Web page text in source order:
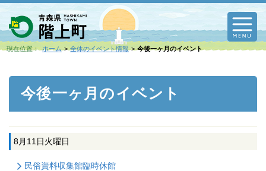
現在位置： ホーム 全体のイベント情報 今後一ヶ月のイベント
今後一ヶ月のイベント
8月11日火曜日
民俗資料収集館臨時休館